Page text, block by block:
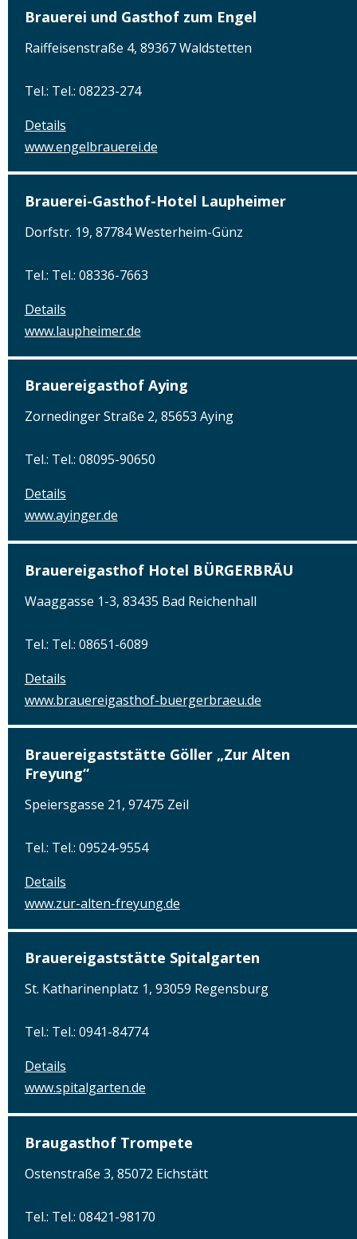
Brauerei und Gasthof zum Engel
Raiffeisenstraße 4, 89367 Waldstetten
Tel.: Tel.: 08223-274
Details
www.engelbrauerei.de
Brauerei-Gasthof-Hotel Laupheimer
Dorfstr. 19, 87784 Westerheim-Günz
Tel.: Tel.: 08336-7663
Details
www.laupheimer.de
Brauereigasthof Aying
Zornedinger Straße 2, 85653 Aying
Tel.: Tel.: 08095-90650
Details
www.ayinger.de
Brauereigasthof Hotel BÜRGERBRÄU
Waaggasse 1-3, 83435 Bad Reichenhall
Tel.: Tel.: 08651-6089
Details
www.brauereigasthof-buergerbraeu.de
Brauereigaststätte Göller „Zur Alten
Freyung“
Speiersgasse 21, 97475 Zeil
Tel.: Tel.: 09524-9554
Details
www.zur-alten-freyung.de
Brauereigaststätte Spitalgarten
St. Katharinenplatz 1, 93059 Regensburg
Tel.: Tel.: 0941-84774
Details
www.spitalgarten.de
Braugasthof Trompete
Ostenstraße 3, 85072 Eichstätt
Tel.: Tel.: 08421-98170